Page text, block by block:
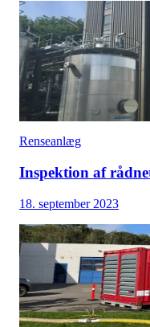
Renseanlæg
Inspektion af
18. september 2023